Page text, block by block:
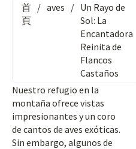
首
頁
/ aves / Un Rayo de
Sol: La
Encantadora
Reinita de
Flancos
Castaños
Nuestro refugio en la
montaña ofrece vistas
impresionantes y un coro
de cantos de aves exóticas.
Sin embargo, algunos de